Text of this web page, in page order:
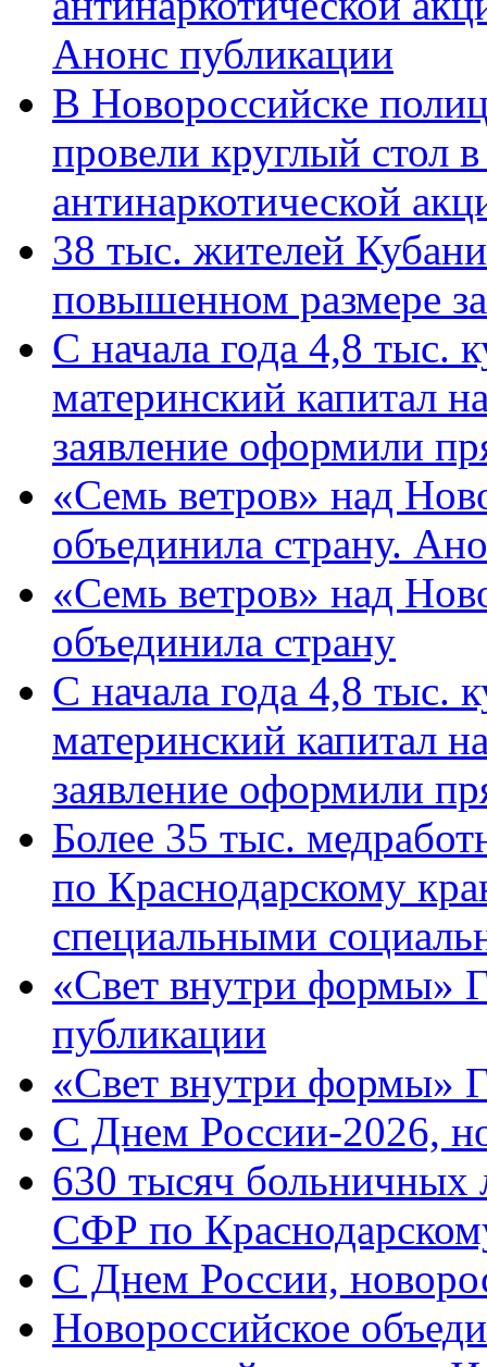
Анонс публикации
В Новороссийске
провели круглый стол
антинаркотической
38 тыс. жителей
повышенном размере
С начала года 4,8 тыс.
материнский капитал
заявление оформили
«Семь ветров» над
объединила страну.
«Семь ветров» над
объединила страну
С начала года 4,8 тыс.
материнский капитал
заявление оформили
Более 35 тыс.
по Краснодарскому
специальными
«Свет внутри формы»
публикации
«Свет внутри формы»
C Днем России-2026,
630 тысяч больничных
СФР по
C Днем России,
Новороссийское